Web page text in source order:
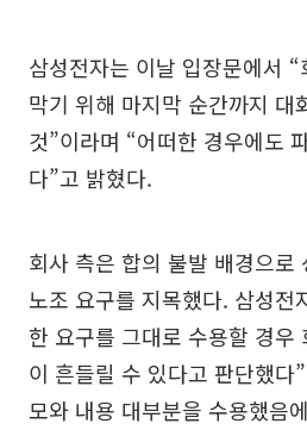
삼성전자는 이날 입장문에서
막기 위해 마지막 순간까지 대
것”이라며 “어떠한 경우에도
다”고 밝혔다.
회사 측은 합의 불발 배경으로
노조 요구를 지목했다. 삼성전
한 요구를 그대로 수용할 경우
이 흔들릴 수 있다고 판단했다
모와 내용 대부분을 수용했음